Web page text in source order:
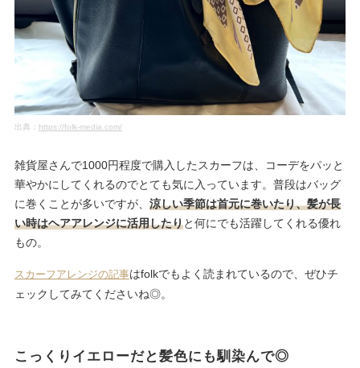
出典： https://folk-media.com/
雑貨屋さんで1000円程度で購入したスカーフは、コーデをパッと
華やかにしてくれるのでとても気に入っています。普段はバッグ
に巻くことが多いですが、 涼しい季節は首元に巻いたり、髪が長
い時はヘアアレンジに活用したりと何にでも活躍してくれる優れ
もの。
スカーフアレンジの記事はfolkでもよく読まれているので、ぜひチ
ェックしてみてくださいね◎。
こっくりイエローだと髪色にも馴染んで◎